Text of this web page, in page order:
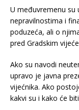
U međuvremenu su
nepravilnostima i
poduzeća, ali o
pred Gradskim
Ako su navodi
upravo je javna
vijećnika. Ako
kakvi su i kako će